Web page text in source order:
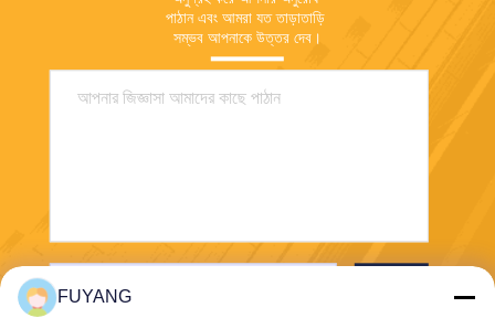
পাঠান এবং আমরা যত তাড়াতাড়ি
সম্ভব আপনাকে উত্তর দেব।
FUYANG